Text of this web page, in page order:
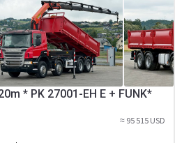
* PK 27001-EH E + FUNK*
≈ 95 515 USD